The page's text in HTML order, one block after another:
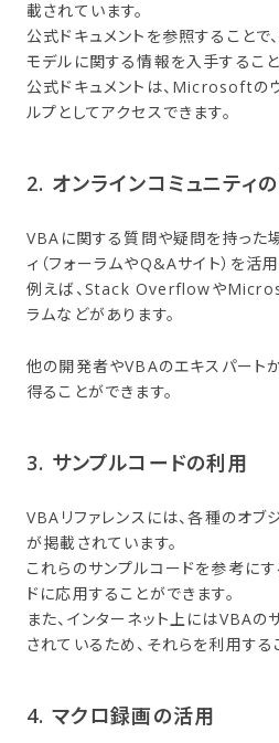
載されています。
公式ドキュメントを参照することで
モデルに関する情報を入手すること
公式ドキュメントは、Microsoftの
ルプとしてアクセスできます。
2. オンラインコミュニティ
VBAに関する質問や疑問を持った
ィ（フォーラムやQ&Aサイト）を活
例えば、Stack Overflowや
ラムなどがあります。
他の開発者やVBAのエキスパート
得ることができます。
3. サンプルコードの​利用
VBAリファレンスには、各種のオブ
が掲載されています。
これらのサンプルコードを参考に
ドに応用することができます。
また、インターネット上にはVBA
されているため、それらを利用する
4. マクロ録画の​活用